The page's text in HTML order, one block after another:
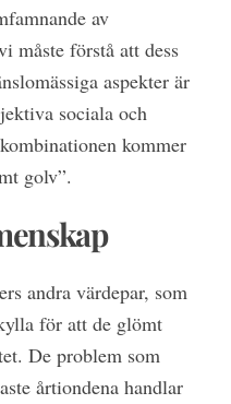
av
måste förstå att dess
aspekter är
sociala och
kommer
golv”.
andra värdepar, som
för att de glömt
De problem som
årtiondena handlar